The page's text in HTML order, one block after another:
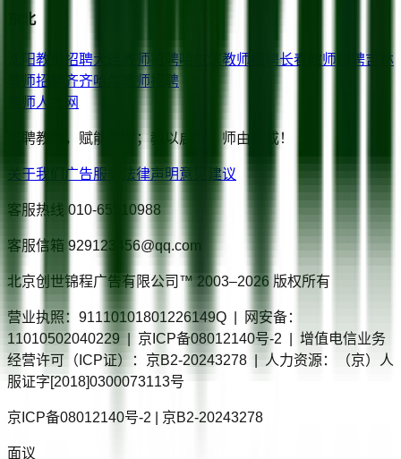
东北
沈阳教师招聘大连 教师招聘哈尔滨 教师招聘长春 教师招聘吉林
教师招聘
齐齐哈尔
教师招聘
教师人才网
智聘教师，赋能教育；教以启智，师由我成！
关于我们 广告服务 法律声明意见建议
客服热线 010-65510988
客服信箱 929123456@qq.com
北京创世锦程广告有限公司™ 2003–2026 版权所有
营业执照：91110101801226149Q | 网安备：
11010502040229 | 京ICP备08012140号-2 | 增值电信业务
经营许可（ICP证）：京B2-20243278 | 人力资源：（京）人
服证字[2018]0300073113号
京ICP备08012140号-2 | 京B2-20243278
面议